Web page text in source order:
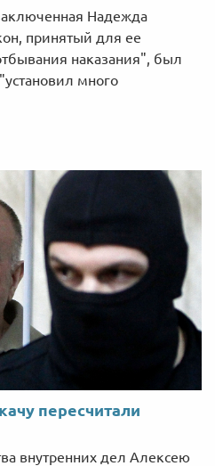
Надежда
принятый для ее
наказания", был
много
пересчитали
внутренних дел Алексею